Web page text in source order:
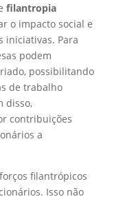
filantropia
o impacto social e
iniciativas. Para
podem
possibilitando
de trabalho
disso,
contribuições
a
filantrópicos
Isso não